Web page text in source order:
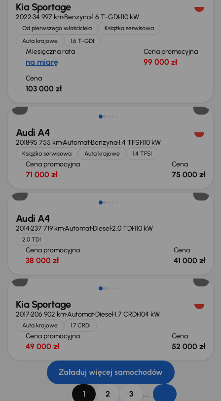
Kia Sportage
202234 997 kmBenzyna1.6 T-GDI110 kW
Od pierwszego właściciela
Książka serwisowa
Auta krajowe
1.6 T-GDI
Miesięczna rata
na miarę
Cena promocyjna
99 000 zł
Cena
103 000 zł
Audi A4
201895 755 kmAutomatBenzyna1.4 TFSI110 kW
Książka serwisowa Auta krajowe 1.4 TFSI
Cena promocyjna
71 000 zł
Cena
75 000 zł
Audi A4
2014237 719 kmAutomatDiesel2.0 TDI110 kW
2.0 TDI
Cena promocyjna
38 000 zł
Cena
41 000 zł
Kia Sportage
2017206 902 kmAutomatDiesel1.7 CRDi104 kW
Auta krajowe 1.7 CRDi
Cena promocyjna
49 000 zł
Cena
52 000 zł
Załaduj więcej samochodów
1 2 3 ...